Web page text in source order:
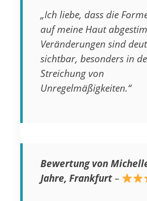
„Ich liebe, dass die
auf meine Haut
Veränderungen sind
sichtbar, besonders in
Streichung von
Unregelmäßigkeiten.“
Bewertung von
Jahre, Frankfurt –